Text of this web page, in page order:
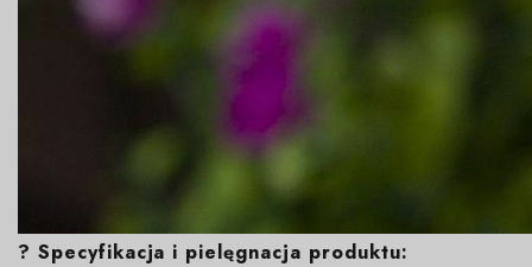
? Specyfikacja i pielęgnacja produktu: